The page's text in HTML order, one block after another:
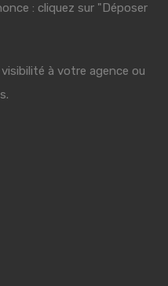
: cliquez sur "Déposer
à votre agence ou